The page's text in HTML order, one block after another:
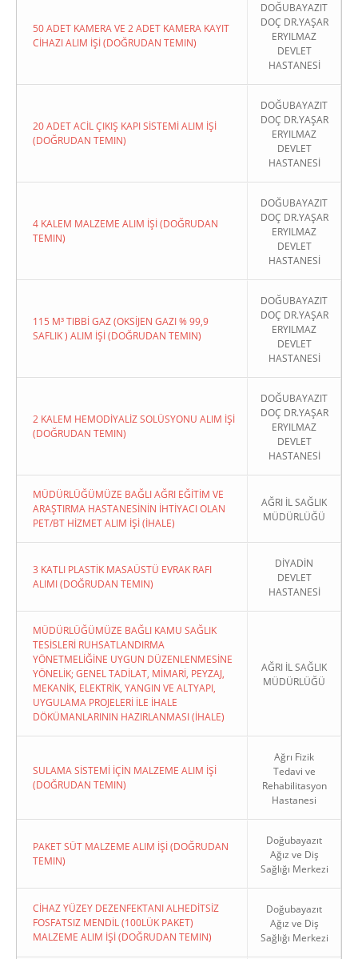
50 ADET KAMERA VE 2 ADET KAMERA KAYIT
CİHAZI ALIM İŞİ (DOĞRUDAN TEMIN)
DOĞUBAYAZIT
DOÇ DR.YAŞAR
ERYILMAZ
DEVLET
HASTANESİ
20 ADET ACİL ÇIKIŞ KAPI SİSTEMİ ALIM İŞİ
(DOĞRUDAN TEMIN)
DOĞUBAYAZIT
DOÇ DR.YAŞAR
ERYILMAZ
DEVLET
HASTANESİ
4 KALEM MALZEME ALIM İŞİ (DOĞRUDAN
TEMIN)
DOĞUBAYAZIT
DOÇ DR.YAŞAR
ERYILMAZ
DEVLET
HASTANESİ
115 M³ TIBBİ GAZ (OKSİJEN GAZI % 99,9
SAFLIK ) ALIM İŞİ (DOĞRUDAN TEMIN)
DOĞUBAYAZIT
DOÇ DR.YAŞAR
ERYILMAZ
DEVLET
HASTANESİ
2 KALEM HEMODİYALİZ SOLÜSYONU ALIM İŞİ
(DOĞRUDAN TEMIN)
DOĞUBAYAZIT
DOÇ DR.YAŞAR
ERYILMAZ
DEVLET
HASTANESİ
MÜDÜRLÜĞÜMÜZE BAĞLI AĞRI EĞİTİM VE
ARAŞTIRMA HASTANESİNİN İHTİYACI OLAN
PET/BT HİZMET ALIM İŞİ (İHALE)
AĞRI İL SAĞLIK
MÜDÜRLÜĞÜ
3 KATLI PLASTİK MASAÜSTÜ EVRAK RAFI
ALIMI (DOĞRUDAN TEMIN)
DİYADİN
DEVLET
HASTANESİ
MÜDÜRLÜĞÜMÜZE BAĞLI KAMU SAĞLIK
TESİSLERİ RUHSATLANDIRMA
YÖNETMELİĞİNE UYGUN DÜZENLENMESİNE
YÖNELİK; GENEL TADİLAT, MİMARİ, PEYZAJ,
MEKANİK, ELEKTRİK, YANGIN VE ALTYAPI,
UYGULAMA PROJELERİ İLE İHALE
DÖKÜMANLARININ HAZIRLANMASI (İHALE)
AĞRI İL SAĞLIK
MÜDÜRLÜĞÜ
SULAMA SİSTEMİ İÇİN MALZEME ALIM İŞİ
(DOĞRUDAN TEMIN)
Ağrı Fizik
Tedavi ve
Rehabilitasyon
Hastanesi
PAKET SÜT MALZEME ALIM İŞİ (DOĞRUDAN
TEMIN)
Doğubayazıt
Ağız ve Diş
Sağlığı Merkezi
CİHAZ YÜZEY DEZENFEKTANI ALHEDİTSİZ
FOSFATSIZ MENDİL (100LÜK PAKET)
MALZEME ALIM İŞİ (DOĞRUDAN TEMIN)
Doğubayazıt
Ağız ve Diş
Sağlığı Merkezi